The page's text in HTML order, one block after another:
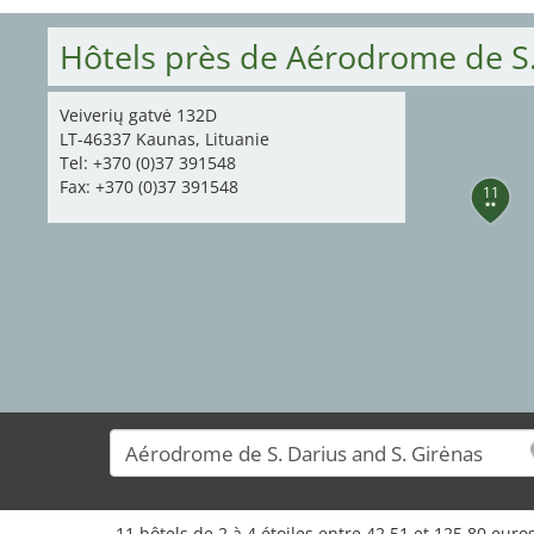
11
Hôtels près de Aérodrome de
Veiverių gatvė 132D
LT-46337 Kaunas, Lituanie
Tel: +370 (0)37 391548
Fax: +370 (0)37 391548